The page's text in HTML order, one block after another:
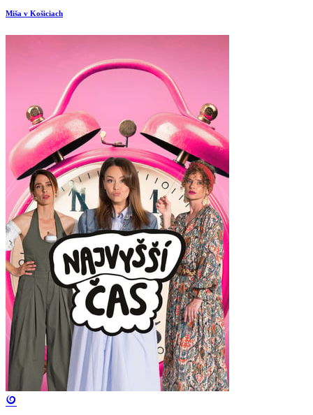
Miša v Košiciach